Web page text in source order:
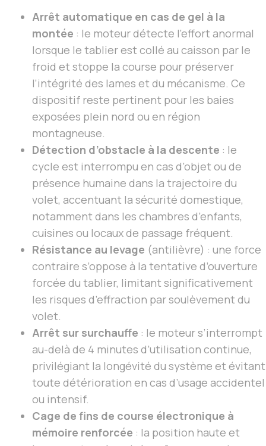
Arrêt automatique en cas de gel à la
montée : le moteur détecte l’effort anormal
lorsque le tablier est collé au caisson par le
froid et stoppe la course pour préserver
l’intégrité des lames et du mécanisme. Ce
dispositif reste pertinent pour les baies
exposées plein nord ou en région
montagneuse.
Détection d’obstacle à la descente : le
cycle est interrompu en cas d’objet ou de
présence humaine dans la trajectoire du
volet, accentuant la sécurité domestique,
notamment dans les chambres d’enfants,
cuisines ou locaux de passage fréquent.
Résistance au levage (antilièvre) : une force
contraire s’oppose à la tentative d’ouverture
forcée du tablier, limitant significativement
les risques d’effraction par soulèvement du
volet.
Arrêt sur surchauffe : le moteur s’interrompt
au-delà de 4 minutes d’utilisation continue,
privilégiant la longévité du système et évitant
toute détérioration en cas d’usage accidentel
ou intensif.
Cage de fins de course électronique à
mémoire renforcée : la position haute et